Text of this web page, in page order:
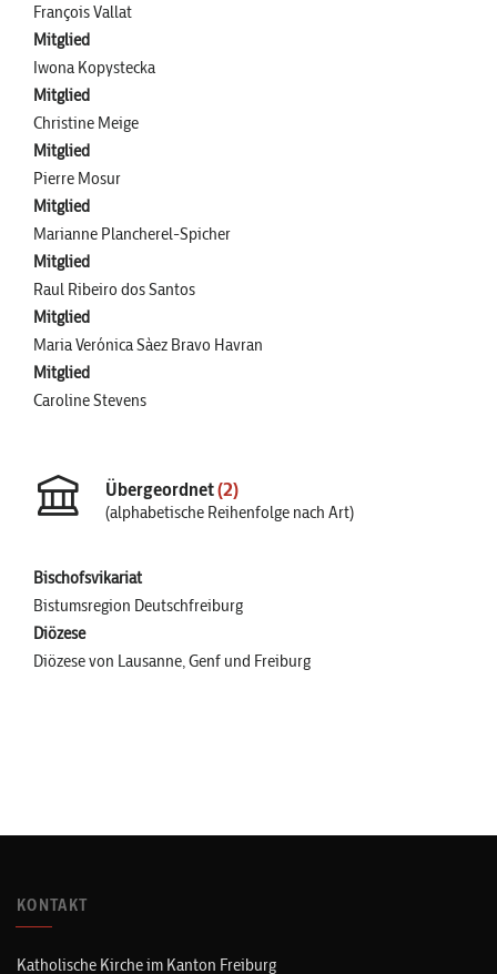
François Vallat
Mitglied
Iwona Kopystecka
Mitglied
Christine Meige
Mitglied
Pierre Mosur
Mitglied
Marianne Plancherel-Spicher
Mitglied
Raul Ribeiro dos Santos
Mitglied
Maria Verónica Sàez Bravo Havran
Mitglied
Caroline Stevens
Übergeordnet(2)
(alphabetische Reihenfolge nach Art)
Bischofsvikariat
Bistumsregion Deutschfreiburg
Diözese
Diözese von Lausanne, Genf und Freiburg
KONTAKT
Katholische Kirche im Kanton Freiburg